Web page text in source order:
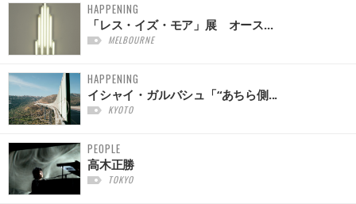
HAPPENING
「レス・イズ・モア」展 オース...
MELBOURNE
HAPPENING
イシャイ・ガルバシュ「“あちら側...
KYOTO
PEOPLE
高木正勝
TOKYO